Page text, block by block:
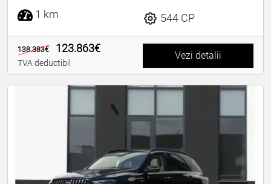
1 km
544 CP
138.383€ 123.863€
TVA deductibil
Vezi detalii